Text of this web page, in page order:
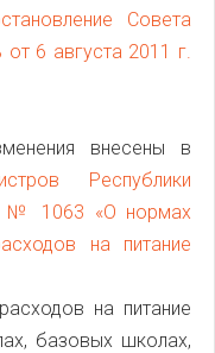
Совета
6 августа 2011 г.
внесены в
Республики
№ 1063 «О нормах
на питание
на питание
базовых школах,